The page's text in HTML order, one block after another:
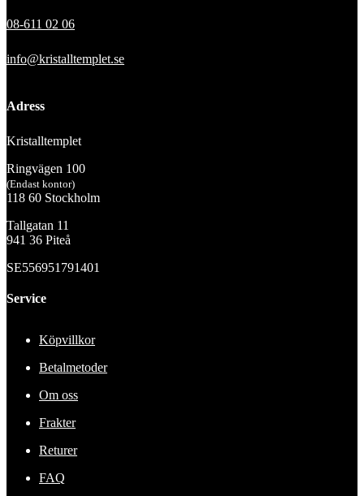
08-611 02 06
info@kristalltemplet.se
Adress
Kristalltemplet
Ringvägen 100
(Endast kontor)
118 60 Stockholm
Tallgatan 11
941 36 Piteå
SE556951791401
Service
Köpvillkor
Betalmetoder
Om oss
Frakter
Returer
FAQ